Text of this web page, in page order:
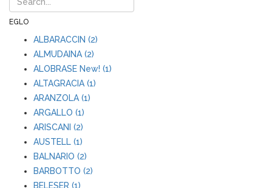
EGLO
ALBARACCIN (2)
ALMUDAINA (2)
ALOBRASE New! (1)
ALTAGRACIA (1)
ARANZOLA (1)
ARGALLO (1)
ARISCANI (2)
AUSTELL (1)
BALNARIO (2)
BARBOTTO (2)
BELESER (1)